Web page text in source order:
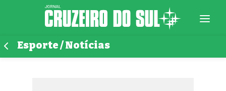
Esporte / Notícias